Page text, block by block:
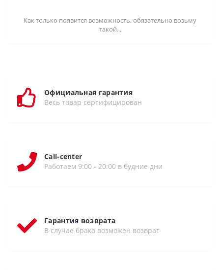
Как только появится возможность, обязательно возьму
такой...
Официальная гарантия
Весь товар сертифицирован
Call-center
Работаем 9:00 - 20:00 в будние дни
Гарантия возврата
В случае брака возможен возврат